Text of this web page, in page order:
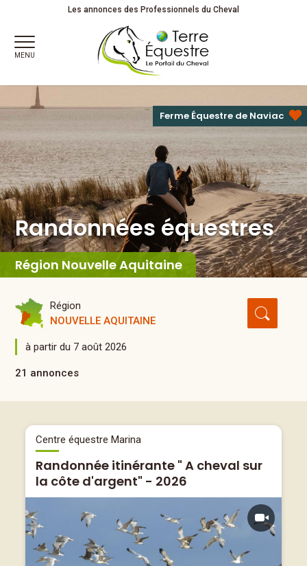
Randonnées équestresLes annonces des Professionnels du Cheval
MENU
Randonnées équestres
Région Nouvelle Aquitaine
Ferme Équestre de Naviac
Région
NOUVELLE AQUITAINE
à partir du 7 août 2026
21 annonces
Centre équestre Marina
Randonnée itinérante " A cheval sur
la côte d'argent" - 2026